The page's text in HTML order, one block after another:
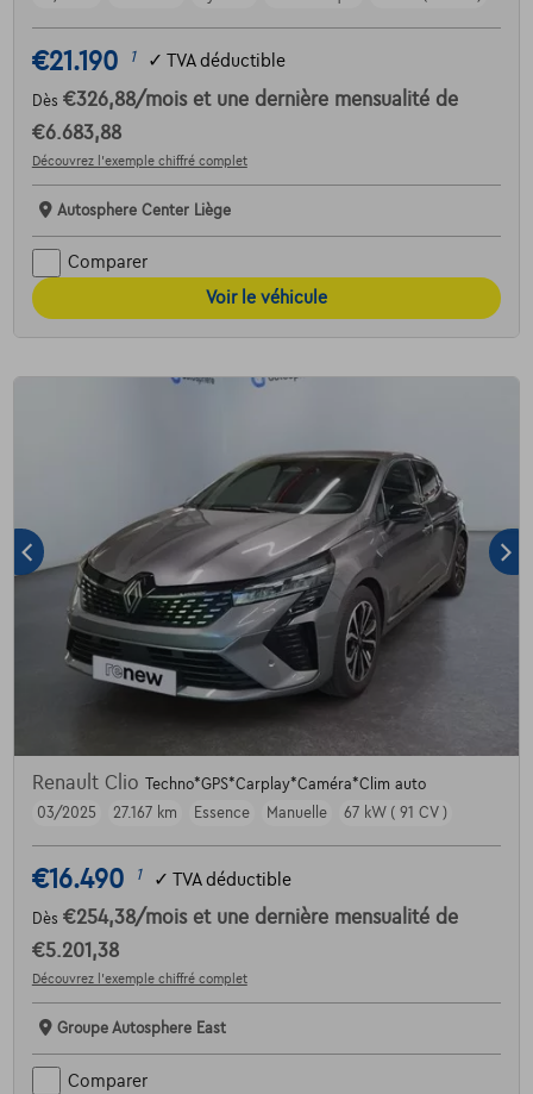
€21.190 1 ✓ TVA déductible
Dès €326,88/mois et une dernière mensualité de
€6.683,88
Découvrez l’exemple chiffré complet
Autosphere Center Liège
Comparer
Voir le véhicule
Renault Clio
Techno*GPS*Carplay*Caméra*Clim auto
03/2025
27.167 km Essence Manuelle 67 kW ( 91 CV )
€16.490 1 ✓ TVA déductible
Dès €254,38/mois et une dernière mensualité de
€5.201,38
Découvrez l’exemple chiffré complet
Groupe Autosphere East
Comparer